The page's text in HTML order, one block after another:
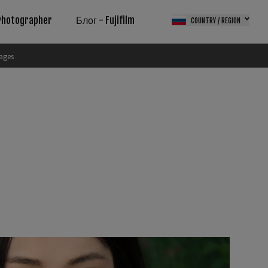
Блог - Fujifilm COUNTRY / REGION